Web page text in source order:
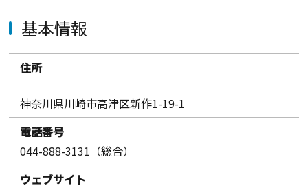
基本情報
住所
神奈川県川崎市高津区新作1-19-1
電話番号
044-888-3131（総合）
ウェブサイト